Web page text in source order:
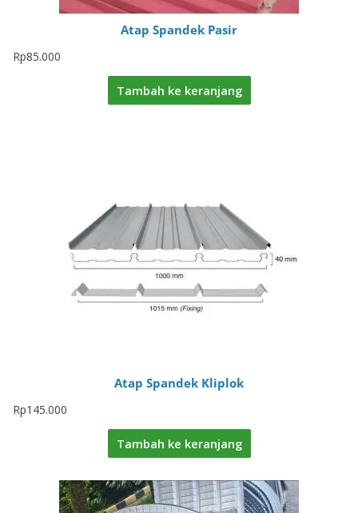
Atap Spandek Pasir
Rp85.000
Tambah ke keranjang
Atap Spandek Kliplok
Rp145.000
Tambah ke keranjang